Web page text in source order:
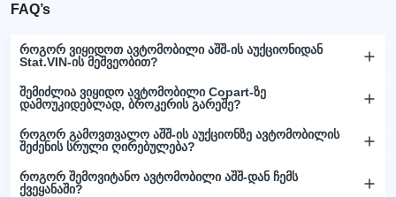
FAQ’s
როგორ ვიყიდოთ ავტომობილი აშშ-ის აუქციონიდან
Stat.VIN-ის მეშვეობით?
შემიძლია ვიყიდო ავტომობილი Copart-ზე
დამოუკიდებლად, ბროკერის გარეშე?
როგორ გამოვთვალო აშშ-ის აუქციონზე ავტომობილის
შეძენის სრული ღირებულება?
როგორ შემოვიტანო ავტომობილი აშშ-დან ჩემს
ქვეყანაში?